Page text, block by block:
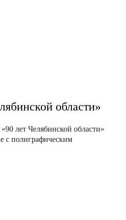
области»
лет Челябинской области»
с полиграфическим